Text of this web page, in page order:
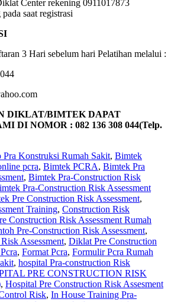
Center rekening 0911017873
saat registrasi
3 Hari sebelum hari Pelatihan melalui :
DIKLAT/BIMTEK DAPAT
DI NOMOR : 082 136 308 044(Telp.
Pra Konstruksi Rumah Sakit, Bimtek
pcra, Bimtek PCRA, Bimtek Pra
, Bimtek Pra-Construction Risk
Pra-Construction Risk Assessment
Pre Construction Risk Assessment,
Training, Construction Risk
Construction Risk Assessment Rumah
Pre-Construction Risk Assessment,
Assessment, Diklat Pre Construction
, Format Pcra, Formulir Pcra Rumah
, hospital Pra-construction Risk
PRE CONSTRUCTION RISK
, Hospital Pre Construction Risk Assesment
Risk, In House Training Pra-